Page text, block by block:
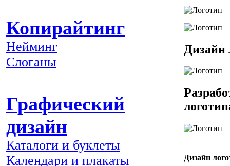
Копирайтинг
Нейминг
Слоганы
Графический
дизайн
Каталоги и буклеты
Календари и плакаты
Дизайн
Дизайн